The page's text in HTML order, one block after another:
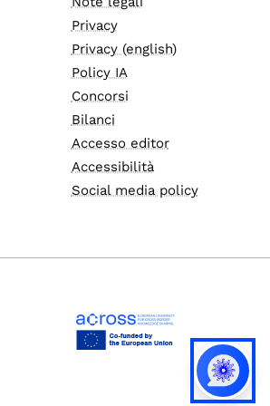
Privacy
Privacy (english)
Policy IA
Concorsi
Bilanci
Accesso editor
Accessibilità
Social media policy